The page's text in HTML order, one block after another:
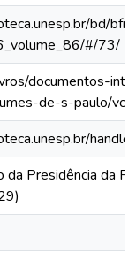
bd/
#/73/
documentos-
de-s-paulo/
da Presidência da